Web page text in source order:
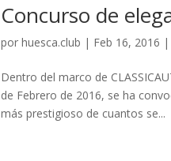
Concurso de
porhuesca.club | Feb 16, 2016 |
Dentro del marco de
de Febrero de 2016, se ha
más prestigioso de cuantos se...